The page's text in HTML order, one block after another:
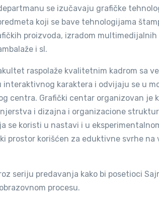
se izučavaju grafičke
koji se bave tehnologijama
proizvoda, izradom multimedijalnih
i sl.
raspolaže kvalitetnim kadrom sa
karaktera i odvijaju se u
centra. Grafički centar organizovan je
i dizajna i organizacione
se koristi u nastavi i u
prostor korišćen za eduktivne svrhe na
seriju predavanja kako bi posetioci
procesu.